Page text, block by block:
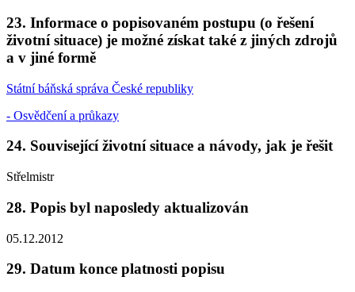
23. Informace o popisovaném postupu (o řešení
životní situace) je možné získat také z jiných zdrojů
a v jiné formě
Státní báňská správa České republiky
- Osvědčení a průkazy
24. Související životní situace a návody, jak je řešit
Střelmistr
28. Popis byl naposledy aktualizován
05.12.2012
29. Datum konce platnosti popisu